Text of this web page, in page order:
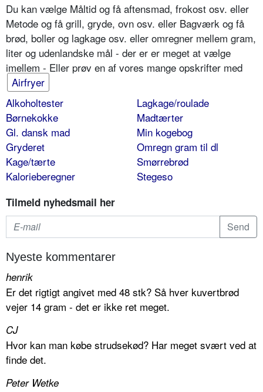
Du kan vælge Måltid og få aftensmad, frokost osv. eller
Metode og få grill, gryde, ovn osv. eller Bagværk og få
brød, boller og lagkage osv. eller omregner mellem gram,
liter og udenlandske mål - der er er meget at vælge
imellem - Eller prøv en af vores mange opskrifter med
Airfryer
Alkoholtester
Børnekokke
Gl. dansk mad
Gryderet
Kage/tærte
Kalorieberegner
Lagkage/roulade
Madtærter
Min kogebog
Omregn gram til dl
Smørrebrød
Stegeso
Tilmeld nyhedsmail her
Nyeste kommentarer
henrik
Er det rigtigt angivet med 48 stk? Så hver kuvertbrød
vejer 14 gram - det er ikke ret meget.
CJ
Hvor kan man købe strudsekød? Har meget svært ved at
finde det.
Peter Wetke